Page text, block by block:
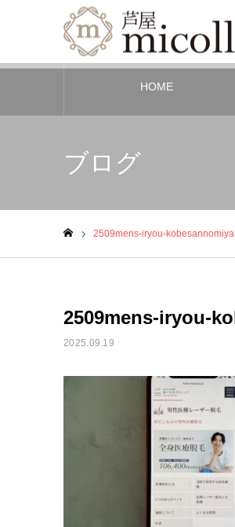
HOME
ブログ
2509mens-iryou-
2509mens-iryou-
2025.09.19